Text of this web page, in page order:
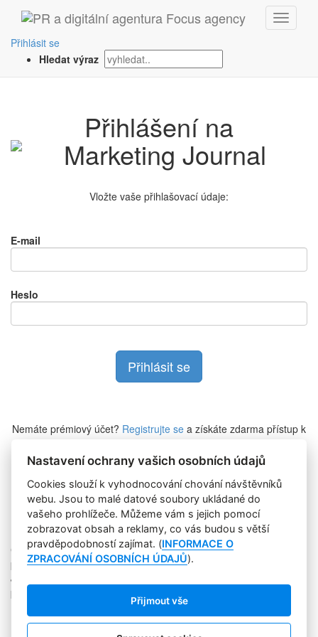
Přihlásit se
Hledat výraz
Přihlášení na
Vložte vaše přihlašovací údaje:
E-mail
Heslo
Nemáte prémiový účet? Registrujte se a získáte zdarma přístup k
Zapomněli jste heslo?
Copyright © 2004-2020 Focus Agency, s.r.o. Plné znění licenčních
podmínek. ISSN 1803-957X
Jakékoliv publikování, přebírání nebo šíření obsahu je bez
písemného souhlasu Focus Agency, s.r.o. zakázáno.
RSS 1
Štítky
Nastavení ochrany vašich osobních údajů
Cookies slouží k vyhodnocování chování návštěvníků
webu. Jsou to malé datové soubory ukládané do
vašeho prohlížeče. Můžeme vám s jejich pomocí
zobrazovat obsah a reklamy, co vás budou s větší
pravděpodobností zajímat. (INFORMACE O
ZPRACOVÁNÍ OSOBNÍCH ÚDAJŮ).
Přijmout vše